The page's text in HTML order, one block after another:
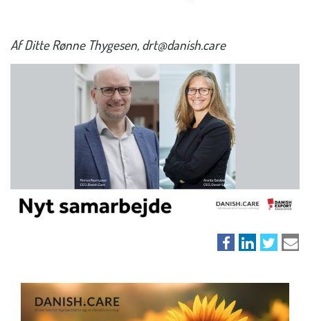
Af Ditte Rønne Thygesen, drt@danish.care